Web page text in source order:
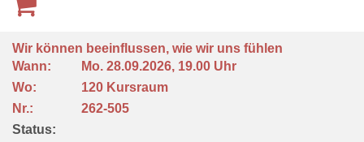
Wir können beeinflussen, wie wir uns fühlen
Wann:
Mo. 28.09.2026, 19.00 Uhr
Wo:
120 Kursraum
Nr.:
262-505
Status: